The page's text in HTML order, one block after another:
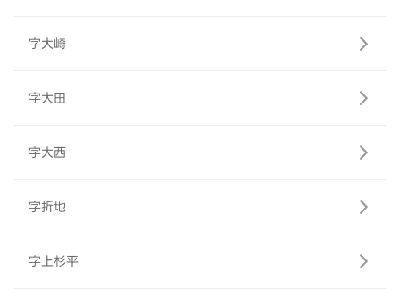
字大崎
字大田
字大西
字折地
字上杉平